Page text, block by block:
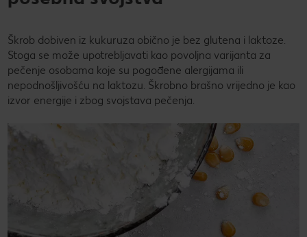
Škrob dobiven iz kukuruza obično je bez glutena i laktoze.
Stoga se može upotrebljavati kao povoljna varijanta za
pečenje osobama koje su pogođene alergijama ili
nepodnošljivošću na laktozu. Škrobno brašno vrijedno je kao
izvor energije i zbog svojstava pečenja.